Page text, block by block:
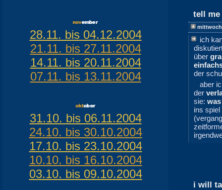
28.11. bis 04.12.2004
21.11. bis 27.11.2004
14.11. bis 20.11.2004
07.11. bis 13.11.2004
31.10. bis 06.11.2004
24.10. bis 30.10.2004
17.10. bis 23.10.2004
10.10. bis 16.10.2004
03.10. bis 09.10.2004
tell
mittwoch
ich
über
der
aber
der
sie:
ins
i will